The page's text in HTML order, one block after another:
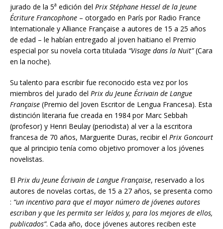
jurado de la 5a edición del Prix Stéphane Hessel de la Jeune
Écriture Francophone – otorgado en París por Radio France
Internationale y Alliance Française a autores de 15 a 25 años
de edad – le habían entregado al joven haitiano el Premio
especial por su novela corta titulada “Visage dans la Nuit”(Cara
en la noche).
Su talento para escribir fue reconocido esta vez por los
miembros del jurado del Prix du Jeune Écrivain de Langue
Française (Premio del Joven Escritor de Lengua Francesa). Esta
distinción literaria fue creada en 1984 por Marc Sebbah
(profesor) y Henri Beulay (periodista) al ver a la escritora
francesa de 70 años, Marguerite Duras, recibir el Prix Goncourt
que al principio tenía como objetivo promover a los jóvenes
novelistas.
El Prix du Jeune Écrivain de Langue Française, reservado a los
autores de novelas cortas, de 15 a 27 años, se presenta como
: “un incentivo para que el mayor número de jóvenes autores
escriban y que les permita ser leídos y, para los mejores de ellos,
publicados”. Cada año, doce jóvenes autores reciben este